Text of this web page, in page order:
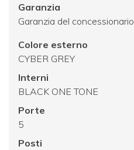
Garanzia
Garanzia del concessionario
Colore esterno
CYBER GREY
Interni
BLACK ONE TONE
Porte
5
Posti